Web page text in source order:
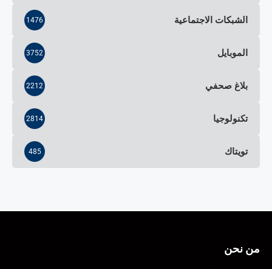
الشبكات الاجتماعية 1476
الموبايل 3752
بلاغ صحفي 2212
تكنولوجيا 2814
تويتاك 485
من نحن